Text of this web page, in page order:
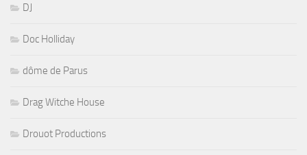
DJ
Doc Holliday
dôme de Parus
Drag Witche House
Drouot Productions